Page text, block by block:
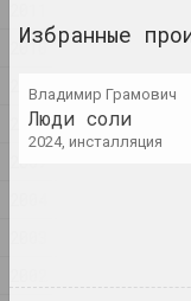
2010
2009
2008
Избранные
Владимир Грамович
Люди соли
2024, инсталляция